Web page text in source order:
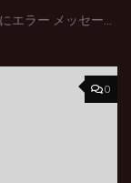
エラー メッセー...
0